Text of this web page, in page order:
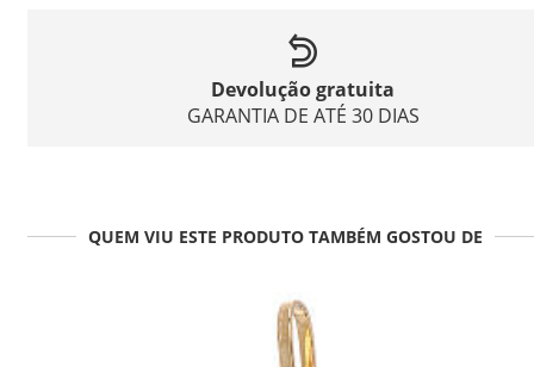
Devolução gratuita
GARANTIA DE ATÉ 30 DIAS
QUEM VIU ESTE PRODUTO TAMBÉM GOSTOU DE